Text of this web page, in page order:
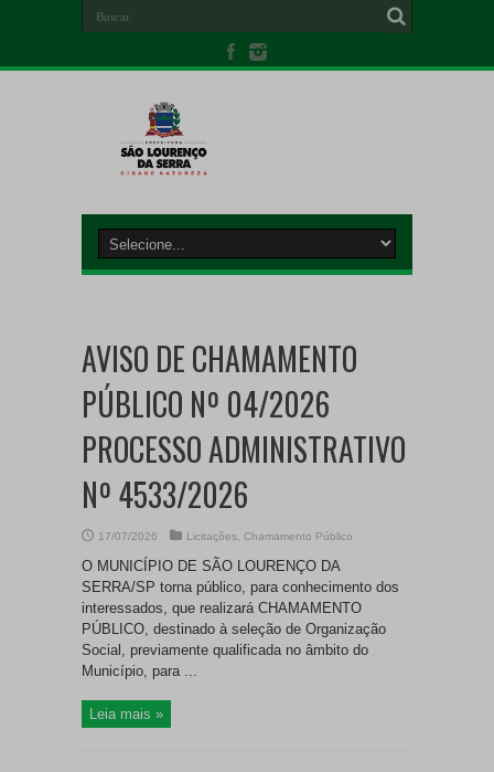
AVISO DE CHAMAMENTO
PÚBLICO Nº 04/2026
PROCESSO ADMINISTRATIVO
Nº 4533/2026
17/07/2026 Licitações Chamamento Público
O MUNICÍPIO DE SÃO LOURENÇO DA
SERRA/SP torna público, para conhecimento dos
interessados, que realizará CHAMAMENTO
PÚBLICO, destinado à seleção de Organização
Social, previamente qualificada no âmbito do
Município, para ...
Leia mais »